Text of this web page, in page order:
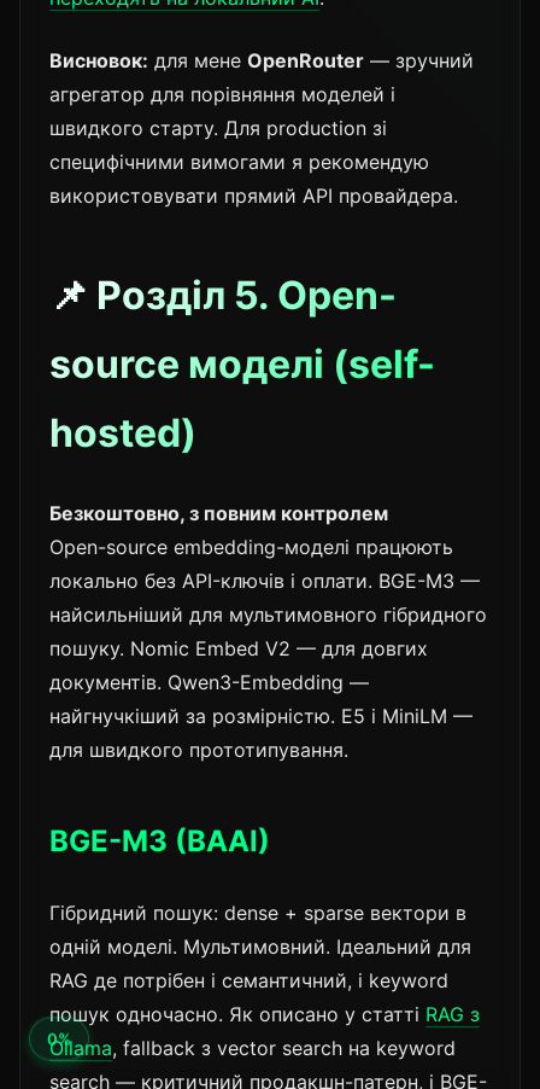
Висновок: для мене OpenRouter — зручний
агрегатор для порівняння моделей і
швидкого старту. Для production зі
специфічними вимогами я рекомендую
використовувати прямий API провайдера.
📌 Розділ 5. Open-
source моделі (self-
hosted)
Безкоштовно, з повним контролем
Open-source embedding-моделі працюють
локально без API-ключів і оплати. BGE-M3 —
найсильніший для мультимовного гібридного
пошуку. Nomic Embed V2 — для довгих
документів. Qwen3-Embedding —
найгнучкіший за розмірністю. E5 і MiniLM —
для швидкого прототипування.
BGE-M3 (BAAI)
Гібридний пошук: dense + sparse вектори в
одній моделі. Мультимовний. Ідеальний для
RAG де потрібен і семантичний, і keyword
пошук одночасно. Як описано у статті RAG з
Ollama, fallback з vector search на keyword
search — критичний продакшн-патерн, і BGE-